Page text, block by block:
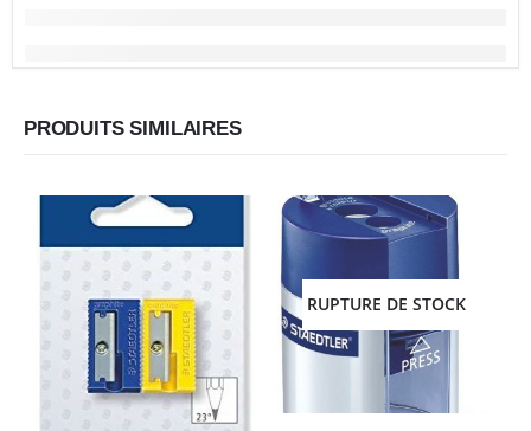
PRODUITS SIMILAIRES
RUPTURE DE STOCK